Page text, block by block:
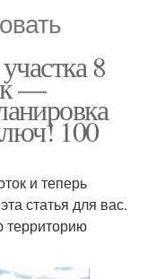
8
—
100
и теперь
статья для вас.
территорию